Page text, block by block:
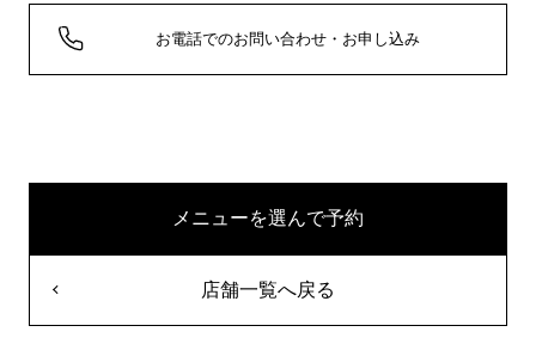
お電話でのお問い合わせ・お申し込み
メニューを選んで予約
店舗一覧へ戻る